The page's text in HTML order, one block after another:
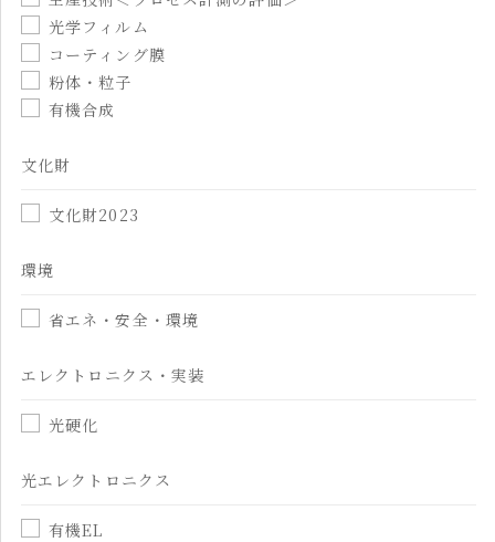
光学フィルム
コーティング膜
粉体・粒子
有機合成
文化財
文化財2023
環境
省エネ・安全・環境
エレクトロニクス・実装
光硬化
光エレクトロニクス
有機EL